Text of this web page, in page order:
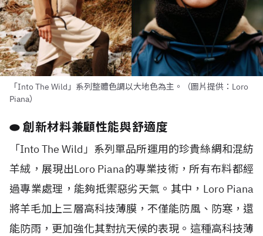
「Into The Wild」系列整體色調以大地色為主。（圖片提供：Loro
Piana）
⬬ 創新材料兼顧性能與舒適度
「Into The Wild」系列單品所運用的珍貴絲綢和混紡
羊絨，展現出Loro Piana的專業技術，所有布料都經
過專業處理，能夠抵禦惡劣天氣。其中，Loro Piana
將羊毛加上三層高科技薄膜，不僅能防風、防寒，還
能防雨，更加強化其對抗天候的表現。這種高科技薄